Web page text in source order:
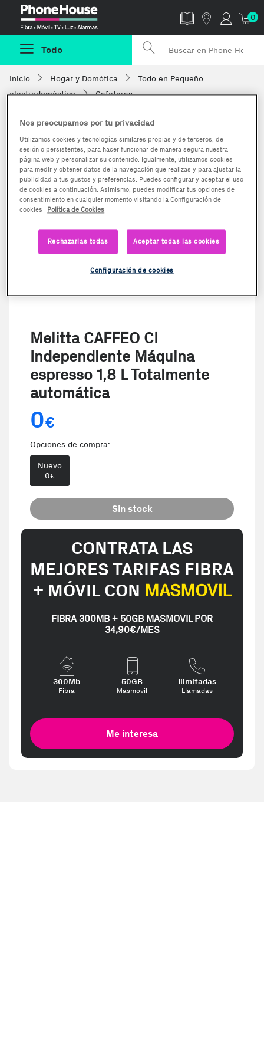
0
Todo
Inicio Hogar y Domótica
Todo en Pequeño
electrodoméstico
Cafeteras
Melitta CAFFEO CI
Independiente Máquina
espresso 1,8 L Totalmente
automática
0€
Opciones de compra:
Nuevo
0€
Sin stock
CONTRATA LAS
MEJORES TARIFAS FIBRA
+ MÓVIL CON MASMOVIL
FIBRA 300MB + 50GB MASMOVIL POR
34,90€/MES
300Mb
Fibra
50GB
Masmovil
Ilimitadas
Llamadas
Me interesa
Nos preocupamos por tu privacidad
Utilizamos cookies y tecnologías similares propias y de terceros, de
sesión o persistentes, para hacer funcionar de manera segura nuestra
página web y personalizar su contenido. Igualmente, utilizamos cookies
para medir y obtener datos de la navegación que realizas y para ajustar la
publicidad a tus gustos y preferencias. Puedes configurar y aceptar el uso
de cookies a continuación. Asimismo, puedes modificar tus opciones de
consentimiento en cualquier momento visitando la Configuración de
cookies
Política de Cookies
Rechazarlas todas Aceptar todas las cookies
Configuración de cookies